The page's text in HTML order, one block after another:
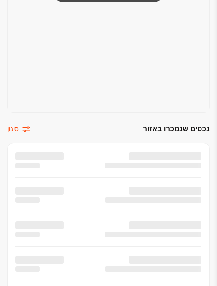
נכסים שנמכרו באזור סינון